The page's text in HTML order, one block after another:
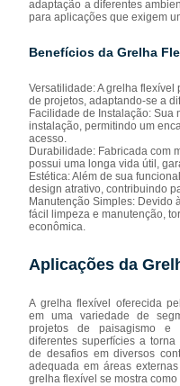
adaptação a diferentes
para aplicações que exigem
Benefícios da Grelha
Versatilidade: A grelha
de projetos, adaptando-se a
Facilidade de Instalação: Sua
instalação, permitindo um
acesso.
Durabilidade: Fabricada com
possui uma longa vida útil,
Estética: Além de sua
design atrativo, contribuindo
Manutenção Simples: Devido
fácil limpeza e manutenção,
econômica.
Aplicações da
A grelha flexível oferecida
em uma variedade de
projetos de paisagismo e
diferentes superfícies a
de desafios em diversos
adequada em áreas
grelha flexível se mostra